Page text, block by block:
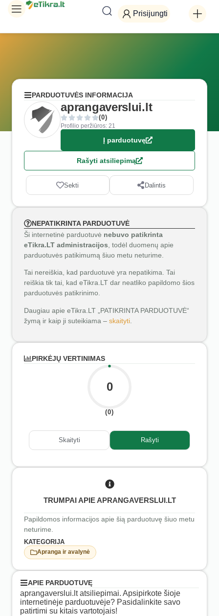
Prisijungti
PARDUOTUVĖS INFORMACIJA
aprangaverslui.lt
(0)
Profilio peržiūros: 21
Į parduotuvę
Rašyti atsiliepimą
Sekti Dalintis
NEPATIKRINTA PARDUOTUVĖ
Ši internetinė parduotuvė nebuvo patikrinta
eTikra.LT administracijos , todėl duomenų apie
parduotuvės patikimumą šiuo metu neturime.
Tai nereiškia, kad parduotuvė yra nepatikima. Tai
reiškia tik tai, kad eTikra.LT dar neatliko papildomo šios
parduotuvės patikrinimo.
Daugiau apie eTikra.LT „PATIKRINTA PARDUOTUVĖ“
žymą ir kaip ji suteikiama – skaityti
PIRKĖJŲ VERTINIMAS
0
(0)
Skaityti Rašyti
TRUMPAI APIE APRANGAVERSLUI.LT
Papildomos informacijos apie šią parduotuvę šiuo metu
neturime.
KATEGORIJA
Apranga ir avalynė
APIE PARDUOTUVĘ
aprangaverslui.lt atsiliepimai. Apsipirkote šioje
internetinėje parduotuvėje? Pasidalinkite savo
patirtimi su kitais vartotojais!